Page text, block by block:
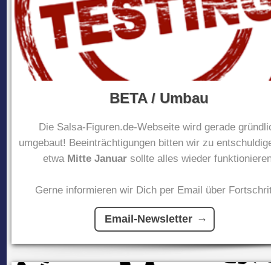
BETA / Umbau
Die Salsa-Figuren.de-Webseite wird gerade
umgebaut! Beeinträchtigungen bitten wir zu
etwa Mitte Januar sollte alles wieder
Gerne informieren wir Dich per Email über
Email-Newsletter